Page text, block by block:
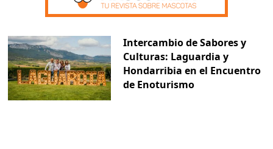
Intercambio de Sabores y
Culturas: Laguardia y
Hondarribia en el Encuentro
de Enoturismo